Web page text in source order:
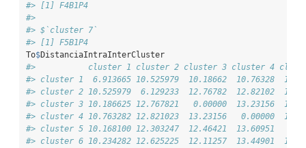
#> [1] F4B1P4
#>
#> $`cluster 7`
#> [1] F5B1P4
To$DistanciaIntraInterCluster
#>           cluster 1 cluster 2 cluster 3 cluster 4
#> cluster 1  6.913665 10.525979  10.18662  10.76328
#> cluster 2 10.525979  6.129233  12.76782  12.82102
#> cluster 3 10.186625 12.767821   0.00000  13.23156
#> cluster 4 10.763282 12.821023  13.23156   0.00000
#> cluster 5 10.168100 12.303247  12.46421  13.60951
#> cluster 6 10.234282 12.625225  12.11257  13.44901